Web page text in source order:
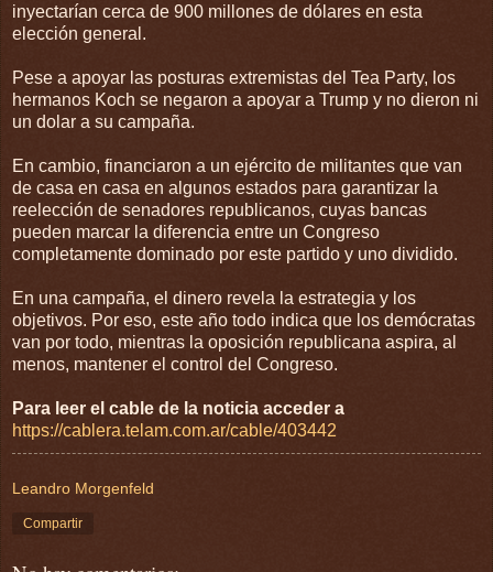
inyectarían cerca de 900 millones de dólares en esta
elección general.
Pese a apoyar las posturas extremistas del Tea Party, los
hermanos Koch se negaron a apoyar a Trump y no dieron ni
un dolar a su campaña.
En cambio, financiaron a un ejército de militantes que van
de casa en casa en algunos estados para garantizar la
reelección de senadores republicanos, cuyas bancas
pueden marcar la diferencia entre un Congreso
completamente dominado por este partido y uno dividido.
En una campaña, el dinero revela la estrategia y los
objetivos. Por eso, este año todo indica que los demócratas
van por todo, mientras la oposición republicana aspira, al
menos, mantener el control del Congreso.
Para leer el cable de la noticia acceder a
https://cablera.telam.com.ar/cable/403442
Leandro Morgenfeld
Compartir